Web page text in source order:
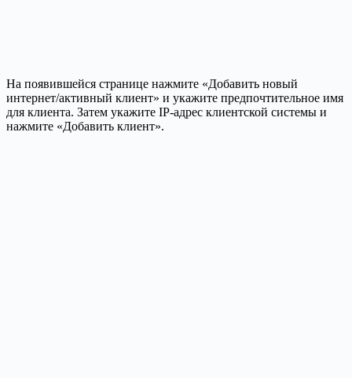
На появившейся странице нажмите «Добавить новый
интернет/активный клиент» и укажите предпочтительное имя
для клиента. Затем укажите IP-адрес клиентской системы и
нажмите «Добавить клиент».